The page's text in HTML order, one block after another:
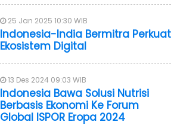
25 Jan 2025 10:30 WIB
Indonesia-India Bermitra Perkuat
Ekosistem Digital
13 Des 2024 09:03 WIB
Indonesia Bawa Solusi Nutrisi
Berbasis Ekonomi Ke Forum
Global ISPOR Eropa 2024